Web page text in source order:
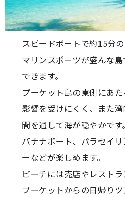
スピードボートで約15分の
マリンスポーツが盛んな
できます。
プーケット島の東側にあ
影響を受けにくく、また
間を通して海が穏やかです。
バナナボート、パラセイ
ーなどが楽しめます。
ビーチには売店やレストラ
プーケットからの日帰りツ